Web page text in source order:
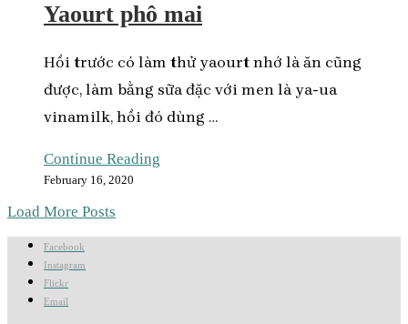
Yaourt phô mai
Hồi trước có làm thử yaourt nhớ là ăn cũng
được, làm bằng sữa đặc với men là ya-ua
vinamilk, hồi đó dùng …
Continue Reading
February 16, 2020
Load More Posts
Facebook
Instagram
Flickr
Email